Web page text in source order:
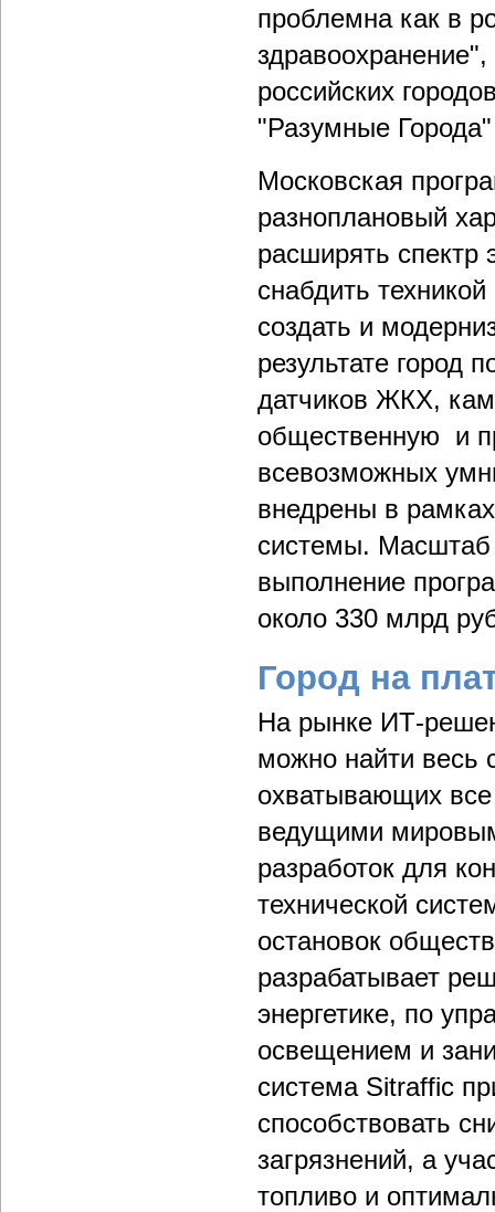
проблемна как в
российских
"Разумные
Московская
разноплановый
расширять спектр
снабдить
создать и
результате город
датчиков ЖКХ,
общественную и
всевозможных
внедрены в
системы. Масштаб
выполнение
около 330 млрд
Город на
На рынке ИТ-
можно найти весь
охватывающих
ведущими
разработок для
технической
остановок
разрабатывает
энергетике, по
освещением и
система Sitraffic
способствовать
загрязнений, а
топливо и